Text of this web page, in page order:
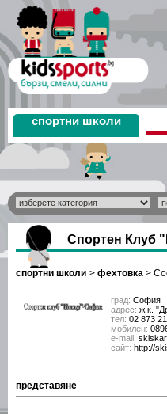
спортни школи
Спортен Клуб
спортни школи > фехтовка >
град: София
адрес: ж.к.
тел: 02 873
мобилен:
е-mail:
сайт: http://
представяне